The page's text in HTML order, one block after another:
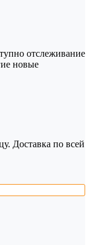
отслеживание
новые
Доставка по всей